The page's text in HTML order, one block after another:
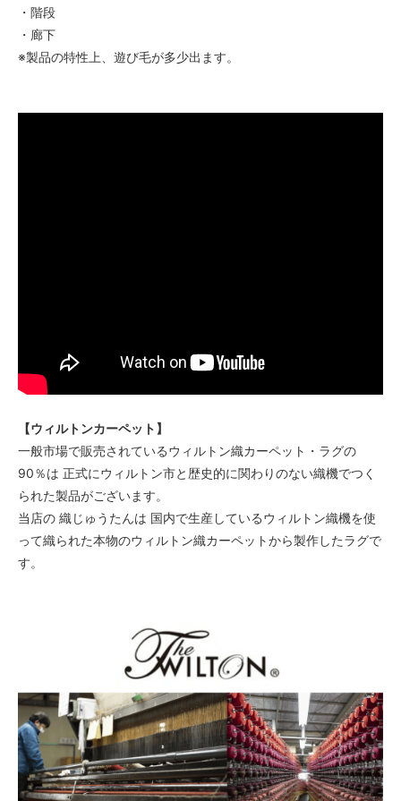
・階段
・廊下
※製品の特性上、遊び毛が多少出ます。
【ウィルトンカーペット】
一般市場で販売されているウィルトン織カーペット・ラグの
90％は 正式にウィルトン市と歴史的に関わりのない織機でつく
られた製品がございます。
当店の 織じゅうたんは 国内で生産しているウィルトン織機を使
って織られた本物のウィルトン織カーペットから製作したラグで
す。